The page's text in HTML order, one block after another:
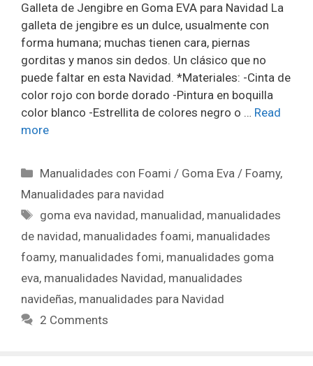
Galleta de Jengibre en Goma EVA para Navidad La
galleta de jengibre es un dulce, usualmente con
forma humana; muchas tienen cara, piernas
gorditas y manos sin dedos. Un clásico que no
puede faltar en esta Navidad. *Materiales: -Cinta de
color rojo con borde dorado -Pintura en boquilla
color blanco -Estrellita de colores negro o … Read
more
Manualidades con Foami / Goma Eva / Foamy,
Manualidades para navidad
goma eva navidad, manualidad, manualidades
de navidad, manualidades foami, manualidades
foamy, manualidades fomi, manualidades goma
eva, manualidades Navidad, manualidades
navideñas, manualidades para Navidad
2 Comments